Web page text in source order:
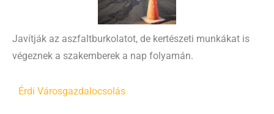
Javítják az aszfaltburkolatot, de kertészeti munkákat is
végeznek a szakemberek a nap folyamán.
Érdi Városgazda locsolás